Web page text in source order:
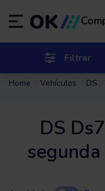
Renting
Filtrar
Español (ES)
EN English (UK)
Home Vehículos DS
DS